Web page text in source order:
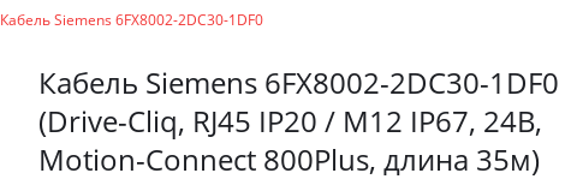
Кабель Siemens 6FX8002-2DC30-1DF0
Кабель Siemens 6FX8002-2DC30-1DF0
(Drive-Cliq, RJ45 IP20 / M12 IP67, 24В,
Motion-Connect 800Plus, длина 35м)